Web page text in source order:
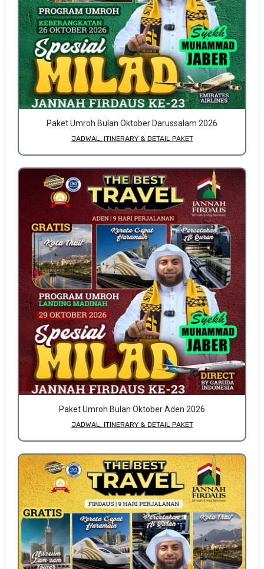
Paket Umroh Bulan Oktober Darussalam 2026
JADWAL, ITINERARY & DETAIL PAKET
Paket Umroh Bulan Oktober Aden 2026
JADWAL, ITINERARY & DETAIL PAKET